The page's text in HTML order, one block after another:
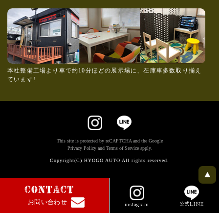
お問い合わせ instagram 公式LINE
本社整備工場より車で約10分ほどの展示場に、在庫車多数取り揃え
ています!
This site is protected by reCAPTCHA and the Google
Privacy Policyand Terms of Serviceapply.
Copyright(C) HYOGO AUTO All rights reserved.